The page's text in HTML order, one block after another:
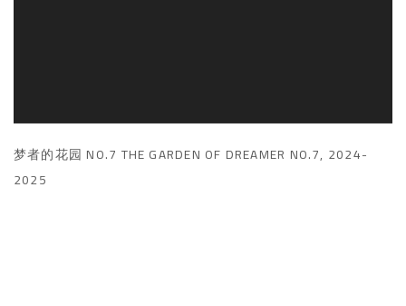
梦者的花园 NO.7 THE GARDEN OF DREAMER NO.7, 2024-
2025